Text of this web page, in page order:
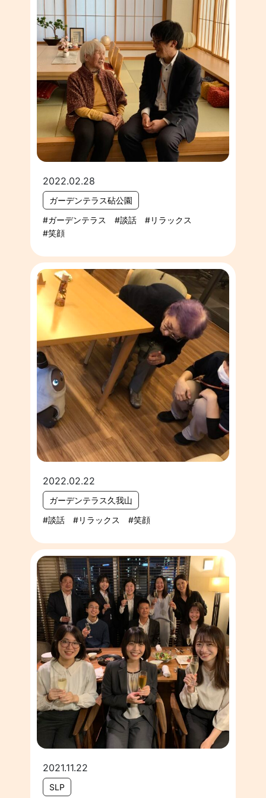
2022.02.28
ガーデンテラス砧公園
ガーデンテラス
談話
リラックス
笑顔
2022.02.22
ガーデンテラス久我山
談話
リラックス 笑顔
2021.11.22
SLP